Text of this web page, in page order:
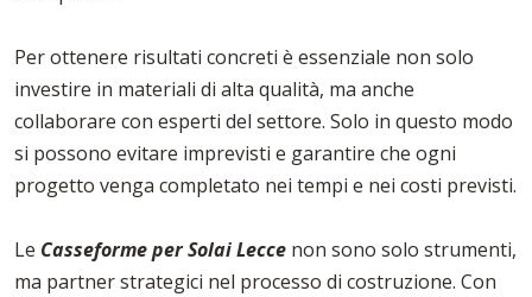
Per ottenere risultati concreti è essenziale non solo
investire in materiali di alta qualità, ma anche
collaborare con esperti del settore. Solo in questo modo
si possono evitare imprevisti e garantire che ogni
progetto venga completato nei tempi e nei costi previsti.
Le Casseforme per Solai Lecce non sono solo strumenti,
ma partner strategici nel processo di costruzione. Con